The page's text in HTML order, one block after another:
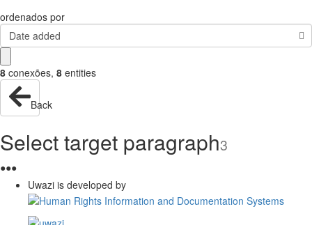
ordenados por
Date added
8 conexões, 8 entities
Back
Select target paragraph3
●●●
Uwazi is developed by